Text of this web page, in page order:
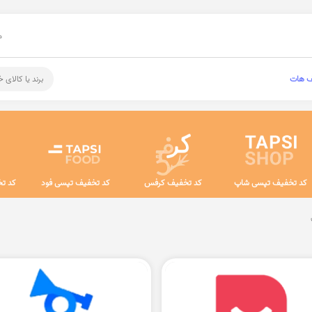
هات برند یا
کد تخفیف تپسی شاپ کد تخفیف کرفس کد تخفیف تپسی فود کد